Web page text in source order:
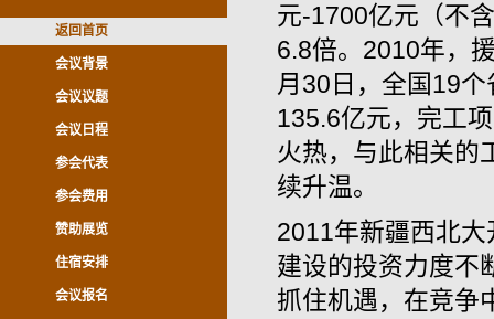
返回首页
会议背景
会议议题
会议日程
参会代表
参会费用
赞助展览
住宿安排
会议报名
元-1700亿元（不
6.8倍。2010年，
月30日，全国19
135.6亿元，完工
火热，与此相关的
续升温。
2011年新疆西北
建设的投资力度不
抓住机遇，在竞争